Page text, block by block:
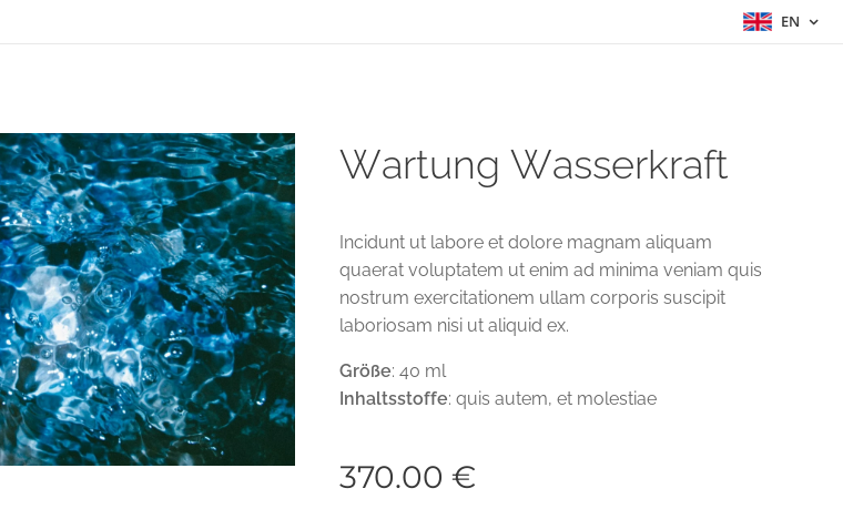
EN
Wartung Wasserkraft
Incidunt ut labore et dolore magnam aliquam
quaerat voluptatem ut enim ad minima veniam quis
nostrum exercitationem ullam corporis suscipit
laboriosam nisi ut aliquid ex.
Größe: 40 ml
Inhaltsstoffe: quis autem, et molestiae
370.00 €